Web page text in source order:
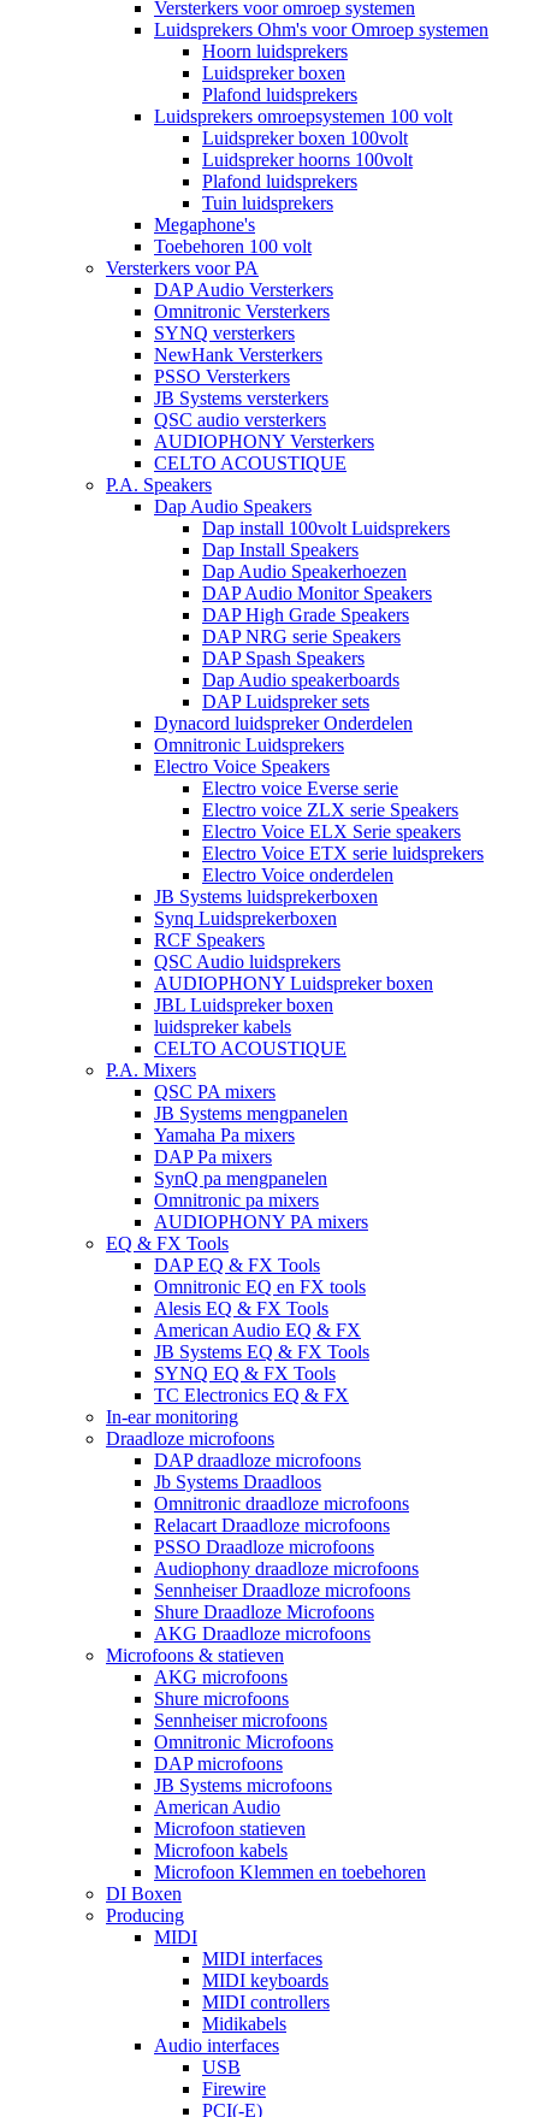
Versterkers voor omroep systemen
Luidsprekers Ohm's voor Omroep systemen
Hoorn luidsprekers
Luidspreker boxen
Plafond luidsprekers
Luidsprekers omroepsystemen 100 volt
Luidspreker boxen 100volt
Luidspreker hoorns 100volt
Plafond luidsprekers
Tuin luidsprekers
Megaphone's
Toebehoren 100 volt
Versterkers voor PA
DAP Audio Versterkers
Omnitronic Versterkers
SYNQ versterkers
NewHank Versterkers
PSSO Versterkers
JB Systems versterkers
QSC audio versterkers
AUDIOPHONY Versterkers
CELTO ACOUSTIQUE
P.A. Speakers
Dap Audio Speakers
Dap install 100volt Luidsprekers
Dap Install Speakers
Dap Audio Speakerhoezen
DAP Audio Monitor Speakers
DAP High Grade Speakers
DAP NRG serie Speakers
DAP Spash Speakers
Dap Audio speakerboards
DAP Luidspreker sets
Dynacord luidspreker Onderdelen
Omnitronic Luidsprekers
Electro Voice Speakers
Electro voice Everse serie
Electro voice ZLX serie Speakers
Electro Voice ELX Serie speakers
Electro Voice ETX serie luidsprekers
Electro Voice onderdelen
JB Systems luidsprekerboxen
Synq Luidsprekerboxen
RCF Speakers
QSC Audio luidsprekers
AUDIOPHONY Luidspreker boxen
JBL Luidspreker boxen
luidspreker kabels
CELTO ACOUSTIQUE
P.A. Mixers
QSC PA mixers
JB Systems mengpanelen
Yamaha Pa mixers
DAP Pa mixers
SynQ pa mengpanelen
Omnitronic pa mixers
AUDIOPHONY PA mixers
EQ & FX Tools
DAP EQ & FX Tools
Omnitronic EQ en FX tools
Alesis EQ & FX Tools
American Audio EQ & FX
JB Systems EQ & FX Tools
SYNQ EQ & FX Tools
TC Electronics EQ & FX
In-ear monitoring
Draadloze microfoons
DAP draadloze microfoons
Jb Systems Draadloos
Omnitronic draadloze microfoons
Relacart Draadloze microfoons
PSSO Draadloze microfoons
Audiophony draadloze microfoons
Sennheiser Draadloze microfoons
Shure Draadloze Microfoons
AKG Draadloze microfoons
Microfoons & statieven
AKG microfoons
Shure microfoons
Sennheiser microfoons
Omnitronic Microfoons
DAP microfoons
JB Systems microfoons
American Audio
Microfoon statieven
Microfoon kabels
Microfoon Klemmen en toebehoren
DI Boxen
Producing
MIDI
MIDI interfaces
MIDI keyboards
MIDI controllers
Midikabels
Audio interfaces
USB
Firewire
PCI(-E)